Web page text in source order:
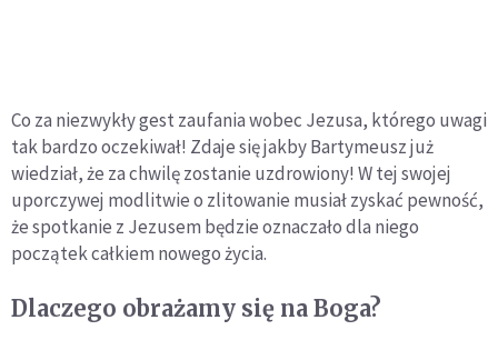
Co za niezwykły gest zaufania wobec Jezusa, którego uwagi
tak bardzo oczekiwał! Zdaje się jakby Bartymeusz już
wiedział, że za chwilę zostanie uzdrowiony! W tej swojej
uporczywej modlitwie o zlitowanie musiał zyskać pewność,
że spotkanie z Jezusem będzie oznaczało dla niego
początek całkiem nowego życia.
Dlaczego obrażamy się na Boga?